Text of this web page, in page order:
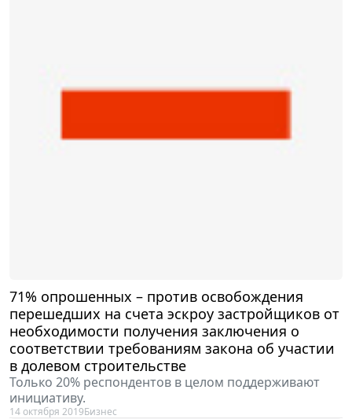
71% опрошенных – против освобождения
перешедших на счета эскроу застройщиков от
необходимости получения заключения о
соответствии требованиям закона об участии
в долевом строительстве
Только 20% респондентов в целом поддерживают
инициативу.
14 октября 2019Бизнес